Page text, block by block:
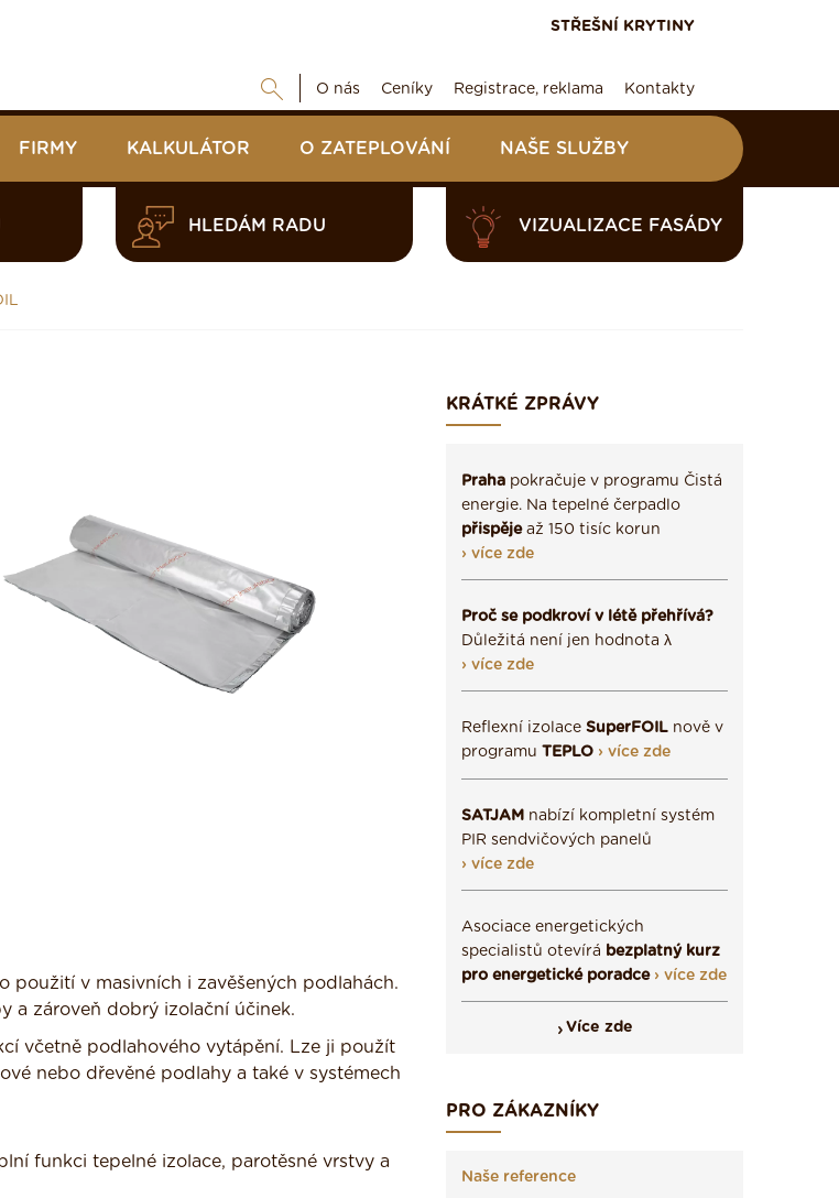
STŘEŠNÍ KRYTINY
O nás Ceníky Registrace, reklama Kontakty
FIRMY KALKULÁTOR O ZATEPLOVÁNÍ NAŠE SLUŽBY
HLEDÁM RADU VIZUALIZACE FASÁDY
použití v masivních i zavěšených podlahách.
a zároveň dobrý izolační účinek.
včetně podlahového vytápění. Lze ji použít
nebo dřevěné podlahy a také v systémech
funkci tepelné izolace, parotěsné vrstvy a
KRÁTKÉ ZPRÁVY
Praha pokračuje v programu Čistá
energie. Na tepelné čerpadlo
přispějeaž 150 tisíc korun
› více zde
Proč se podkroví v létě přehřívá?
Důležitá není jen hodnota λ
› více zde
Reflexní izolace SuperFOIL nově v
programu TEPLO › více zde
SATJAM nabízí kompletní systém
PIR sendvičových panelů
› více zde
Asociace energetických
specialistů otevírá bezplatný kurz
pro energetické poradce › více zde
Více zde
PRO ZÁKAZNÍKY
Naše reference